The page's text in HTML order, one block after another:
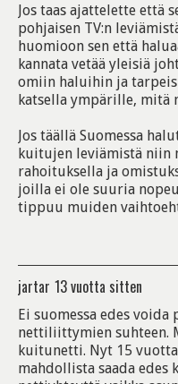
Jos taas ajattelette että
pohjaisen TV:n
huomioon sen että
kannata vetää yleisiä
omiin haluihin ja
katsella ympärille, mitä
Jos täällä Suomessa
kuitujen leviämistä niin
rahoituksella ja
joilla ei ole suuria
tippuu muiden
jartar 13 vuotta sitten
Ei suomessa edes voida
nettiliittymien suhteen.
kuitunetti. Nyt 15
mahdollista saada edes